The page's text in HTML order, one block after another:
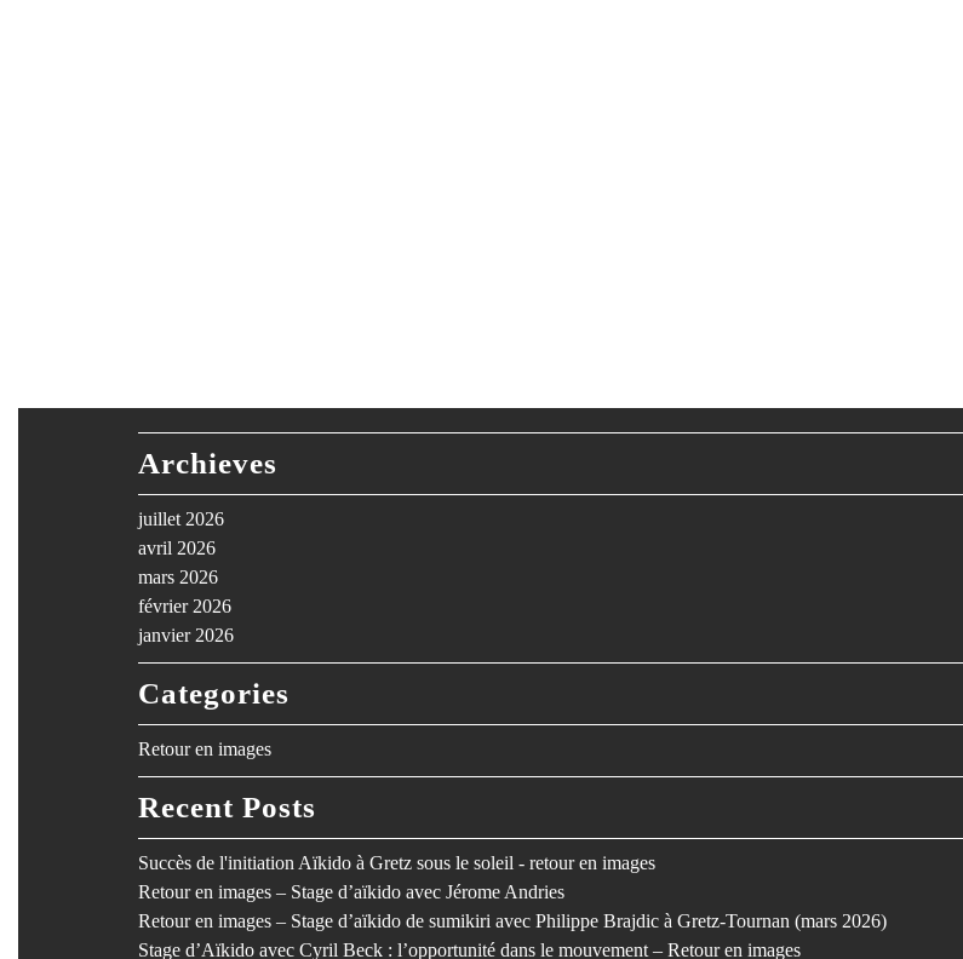
Archieves
juillet 2026
avril 2026
mars 2026
février 2026
janvier 2026
Categories
Retour en images
Recent Posts
Succès de l'initiation Aïkido à Gretz sous le soleil - retour en images
Retour en images – Stage d’aïkido avec Jérome Andries
Retour en images – Stage d’aïkido de sumikiri avec Philippe Brajdic à Gretz-Tournan (mars 2026)
Stage d’Aïkido avec Cyril Beck : l’opportunité dans le mouvement – Retour en images